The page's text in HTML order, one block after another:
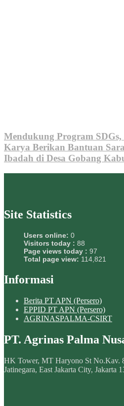
Mendukung Program
Karya Berikan Bantuan
Ibadah di Desa Gobang
Site Statistics
Users online: 0
Visitors today : 88
Page views today : 97
Total page view: 114,821
Informasi
Berita PT APN (Persero)
EPPID PT APN (Persero)
AGRINASPALMA-CSIRT
PT. Agrinas Palma
HK Tower, MT Haryono St No.Kav.
Jatinegara, East Jakarta City, Jakarta